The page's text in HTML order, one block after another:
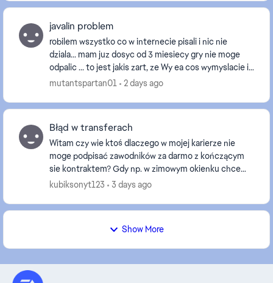
javalin problem
robilem wszystko co w internecie pisali i nic nie
dziala... mam juz dosyc od 3 miesiecy gry nie moge
odpalic ... to jest jakis zart, ze Wy ea cos wymyslacie i
pozniej klient ma problem ktory sam musi...
mutantspartan01 2 days ago
Błąd w transferach
Witam czy wie ktoś dlaczego w mojej karierze nie
moge podpisać zawodników za darmo z kończącym
sie kontraktem? Gdy np. w zimowym okienku chce
ściągnąć zawodnika któremu zostało mniej niż 6
kubiksonyt123 3 days ago
Show More